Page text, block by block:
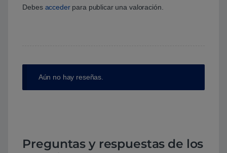
Debes accederpara publicar una valoración.
Aún no hay reseñas.
Preguntas y respuestas de los